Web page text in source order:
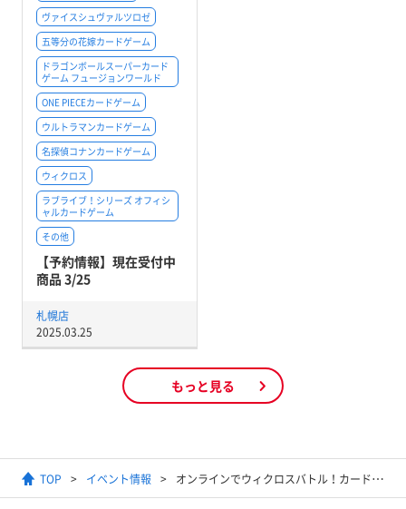
ヴァイスシュヴァルツロゼ
五等分の花嫁カードゲーム
ドラゴンボールスーパーカード
ゲーム フュージョンワールド
ONE PIECEカードゲーム
ウルトラマンカードゲーム
名探偵コナンカードゲーム
ウィクロス
ラブライブ！シリーズ オフィシ
ャルカードゲーム
その他
【予約情報】現在受付中
商品 3/25
札幌店
2025.03.25
もっと見る
TOP イベント情報 オンラインでウィクロスバトル！カードラボ #エアウィクロス バトルイベント 9月26日(土)開催！